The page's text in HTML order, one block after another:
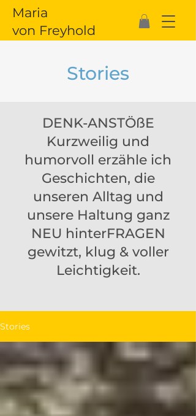
Maria
von Freyhold
Stories
DENK-ANSTÖßE
Kurzweilig und
humorvoll erzähle ich
Geschichten, die
unseren Alltag und
unsere Haltung ganz
NEU hinterFRAGEN
gewitzt, klug & voller
Leichtigkeit.
Stories